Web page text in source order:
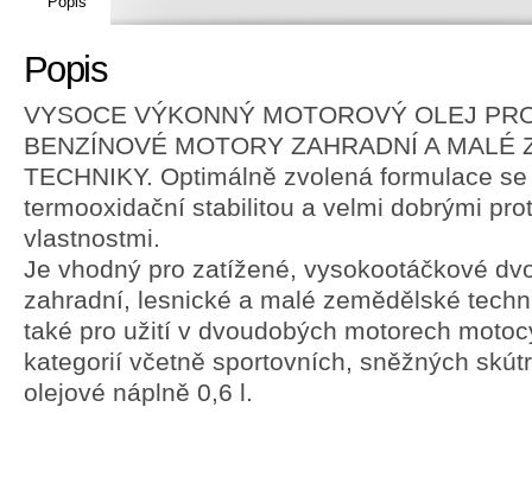
Popis
VYSOCE VÝKONNÝ MOTOROVÝ OLEJ
BENZÍNOVÉ MOTORY ZAHRADNÍ A MALÉ
TECHNIKY. Optimálně zvolená formulace
termooxidační stabilitou a velmi dobrými
vlastnostmi.
Je vhodný pro zatížené, vysokootáčkové
zahradní, lesnické a malé zemědělské
také pro užití v dvoudobých motorech
kategorií včetně sportovních, sněžných
olejové náplně 0,6 l.